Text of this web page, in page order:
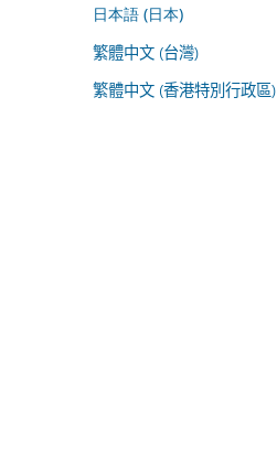
日本語 (日本)
繁體中文 (台灣)
繁體中文 (香港特別行政區)